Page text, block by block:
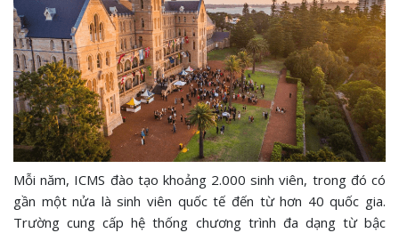
Mỗi năm, ICMS đào tạo khoảng 2.000 sinh viên, trong đó có
gần một nửa là sinh viên quốc tế đến từ hơn 40 quốc gia.
Trường cung cấp hệ thống chương trình đa dạng từ bậc